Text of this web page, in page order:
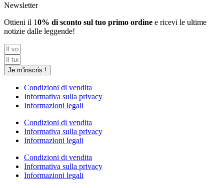
Newsletter
Ottieni il 10% di sconto sul tuo primo ordine e ricevi le ultime
notizie dalle leggende!
Je m'inscris !
Condizioni di vendita
Informativa sulla privacy
Informazioni legali
Condizioni di vendita
Informativa sulla privacy
Informazioni legali
Condizioni di vendita
Informativa sulla privacy
Informazioni legali